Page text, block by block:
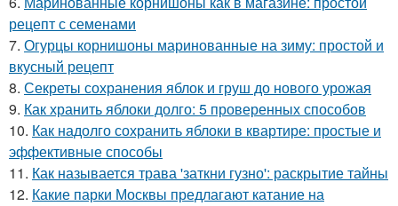
рецепт с семенами
7. Огурцы корнишоны маринованные на зиму: простой и
вкусный рецепт
8. Секреты сохранения яблок и груш до нового урожая
9. Как хранить яблоки долго: 5 проверенных способов
10. Как надолго сохранить яблоки в квартире: простые и
эффективные способы
11. Как называется трава 'заткни гузно': раскрытие тайны
12. Какие парки Москвы предлагают катание на